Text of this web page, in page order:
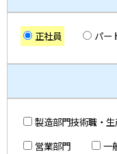
正社員 パー
製造部門技術職・
営業部門
一